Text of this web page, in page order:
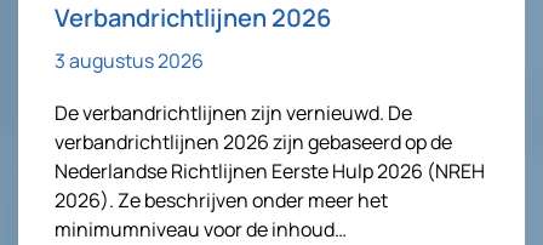
Verbandrichtlijnen 2026
3 augustus 2026
De verbandrichtlijnen zijn vernieuwd. De
verbandrichtlijnen 2026 zijn gebaseerd op de
Nederlandse Richtlijnen Eerste Hulp 2026 (NREH
2026). Ze beschrijven onder meer het
minimumniveau voor de inhoud…